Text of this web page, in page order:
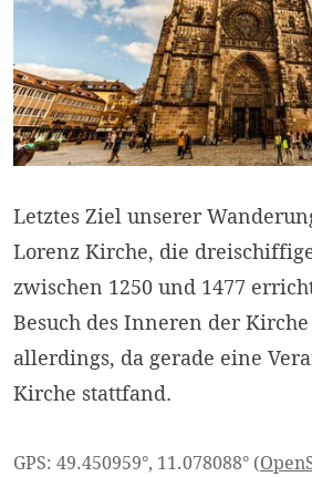
Letztes Ziel unserer
Lorenz Kirche, die
zwischen 1250 und 1477
Besuch des Inneren der
allerdings, da gerade eine
Kirche stattfand.
GPS: 49.450959°, 11.078088° (